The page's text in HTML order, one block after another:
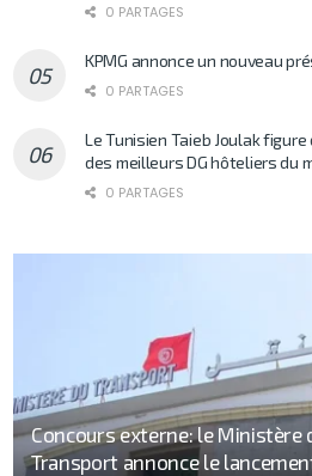
0 PARTAGES
KPMG annonce un nouveau
0 PARTAGES
Le Tunisien Taieb Joulak figure
des meilleurs DG hôteliers du
0 PARTAGES
Concours externe: le Ministère
Transport annonce le